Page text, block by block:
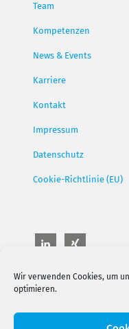
Wir verwenden Cookies, um
optimieren.
Team
Kompetenzen
News & Events
Karriere
Kontakt
Impressum
Datenschutz
Cookie-Richtlinie (EU)